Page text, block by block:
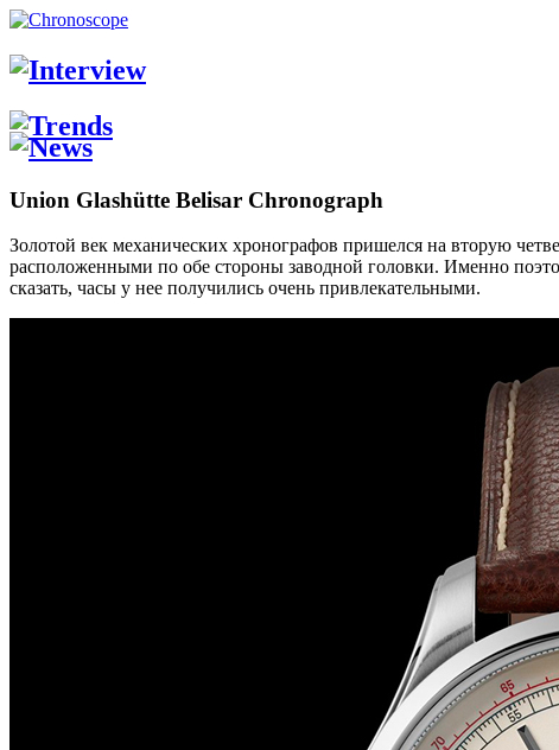
Union Glashütte Belisar Chronograph
Золотой век механических хронографов пришелся на вторую
расположенными по обе стороны заводной головки. Именно
сказать, часы у нее получились очень привлекательными.